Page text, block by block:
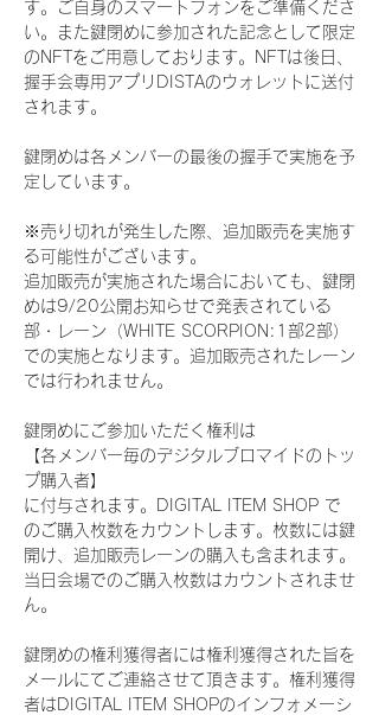
す。ご自身のスマートフォンをご準備くださ
い。また鍵閉めに参加された記念として限定
のNFTをご用意しております。NFTは後日、
握手会専用アプリDISTAのウォレットに送付
されます。
鍵閉めは各メンバーの最後の握手で実施を予
定しています。
※売り切れが発生した際、追加販売を実施す
る可能性がございます。
追加販売が実施された場合においても、鍵閉
めは9/20公開お知らせで発表されている
部・レーン（WHITE SCORPION:1部2部）
での実施となります。追加販売されたレーン
では行われません。
鍵閉めにご参加いただく権利は
【各メンバー毎のデジタルブロマイドのトッ
プ購入者】
に付与されます。DIGITAL ITEM SHOP で
のご購入枚数をカウントします。枚数には鍵
開け、追加販売レーンの購入も含まれます。
当日会場でのご購入枚数はカウントされませ
ん。
鍵閉めの権利獲得者には権利獲得された旨を
メールにてご連絡させて頂きます。権利獲得
者はDIGITAL ITEM SHOPのインフォメーシ